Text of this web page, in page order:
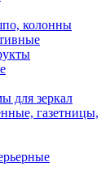
колонны
для зеркал
газетницы,